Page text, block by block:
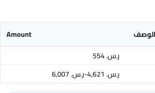
الوصف
Amount
ر.س.‏ 554
ر.س.‏ 4,621-ر.س.‏ 6,007